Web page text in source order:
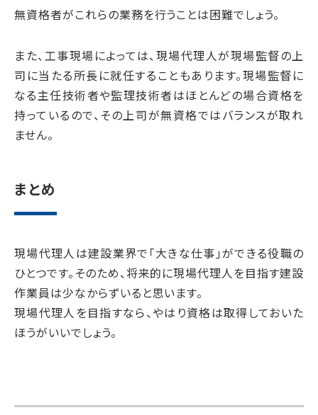
無資格者がこれらの業務を行うことは困難でしょう。
また、工事現場によっては、現場代理人が現場監督の上
司に当たる所長に就任することもあります。現場監督に
なる主任技術者や監理技術者はほとんどの場合資格を
持っているので、その上司が無資格ではバランスが取れ
ません。
まとめ
現場代理人は建設業界で「大きな仕事」ができる役職の
ひとつです。そのため、将来的に現場代理人を目指す建設
作業員は少なからずいると思います。
現場代理人を目指すなら、やはり資格は取得しておいた
ほうがいいでしょう。